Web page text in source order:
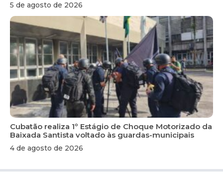
5 de agosto de 2026
Cubatão realiza 1º Estágio de Choque Motorizado da
Baixada Santista voltado às guardas-municipais
4 de agosto de 2026